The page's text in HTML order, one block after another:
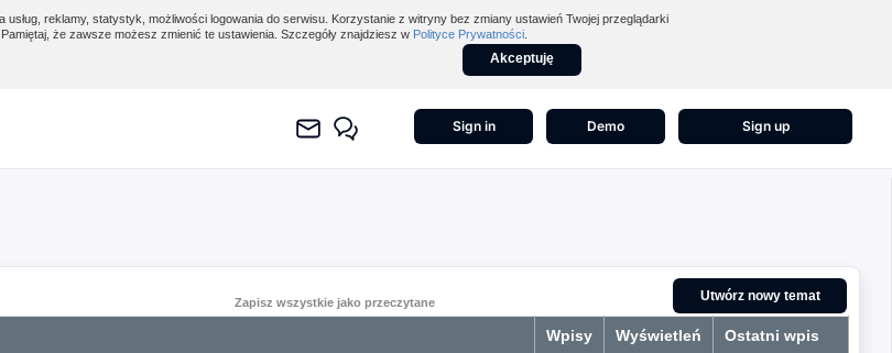
reklamy, statystyk, możliwości logowania do serwisu. Korzystanie z witryny bez zmiany ustawień Twojej przeglądarki
że zawsze możesz zmienić te ustawienia. Szczegóły znajdziesz w Polityce Prywatności
Akceptuję
Sign in Demo Sign up
Zapisz wszystkie jako przeczytane Utwórz nowy temat
Wpisy Wyświetleń Ostatni wpis